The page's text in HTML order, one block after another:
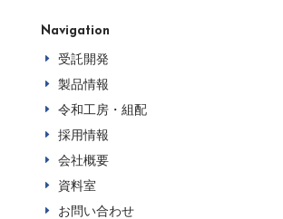
Navigation
E 受託開発
E 製品情報
E 令和工房・組配
E 採用情報
E 会社概要
E 資料室
E お問い合わせ